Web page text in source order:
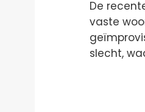
De
vaste
slecht,